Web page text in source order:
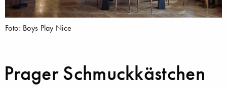
Foto: Boys Play Nice
Prager Schmuckkästchen